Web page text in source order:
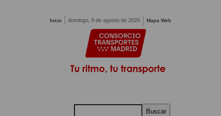
Inicio domingo, 9 de agosto de 2026 Mapa Web
Buscar